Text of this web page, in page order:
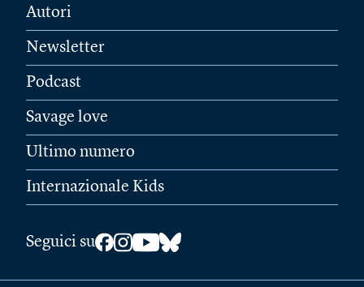
Autori
Newsletter
Podcast
Savage love
Ultimo numero
Internazionale Kids
Seguici su